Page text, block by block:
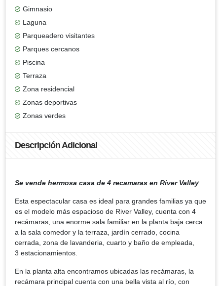
Gimnasio
Laguna
Parqueadero visitantes
Parques cercanos
Piscina
Terraza
Zona residencial
Zonas deportivas
Zonas verdes
Descripción Adicional
Se vende hermosa casa de 4 recamaras en River Valley
Esta espectacular casa es ideal para grandes familias ya que
es el modelo más espacioso de River Valley, cuenta con 4
recámaras, una enorme sala familiar en la planta baja cerca
a la sala comedor y la terraza, jardín cerrado, cocina
cerrada, zona de lavanderia, cuarto y baño de empleada,
3 estacionamientos.
En la planta alta encontramos ubicadas las recámaras, la
recámara principal cuenta con una bella vista al río, con